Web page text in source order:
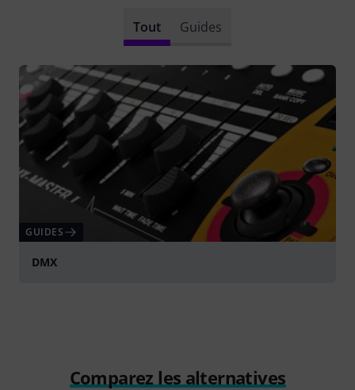
Tout Guides
GUIDES
DMX
Comparez les alternatives